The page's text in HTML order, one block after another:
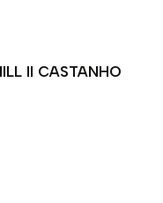
II CASTANHO